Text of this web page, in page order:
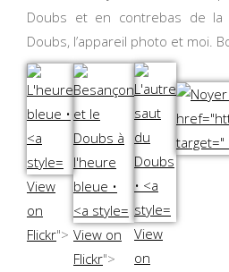
Doubs et en contrebas de la
Doubs, l’appareil photo et moi.
View
on
Flickr"> View on
Flickr">
View
on